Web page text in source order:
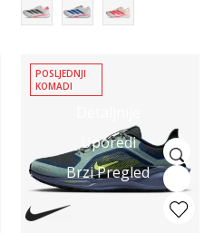
Uporedi
Brzi Pregled
POSLJEDNJI
KOMADI